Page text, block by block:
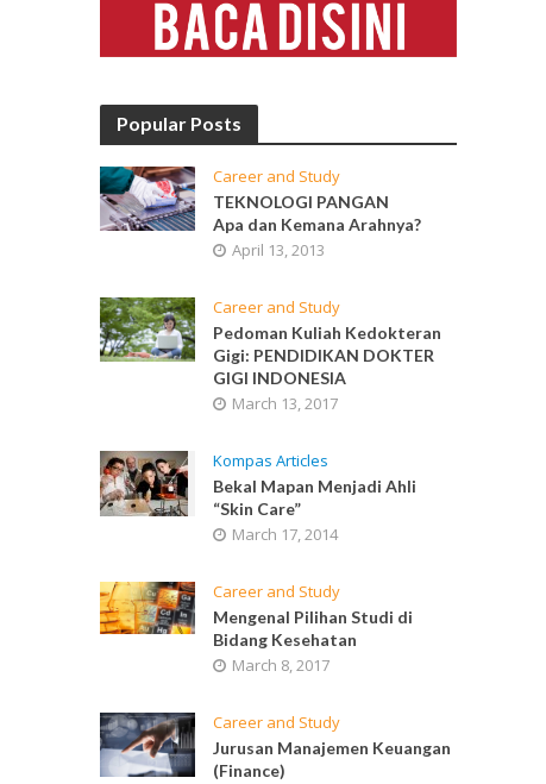
Popular Posts
Career and Study
TEKNOLOGI PANGAN
Apa dan Kemana Arahnya?
April 13, 2013
Career and Study
Pedoman Kuliah Kedokteran
Gigi: PENDIDIKAN DOKTER
GIGI INDONESIA
March 13, 2017
Kompas Articles
Bekal Mapan Menjadi Ahli
“Skin Care”
March 17, 2014
Career and Study
Mengenal Pilihan Studi di
Bidang Kesehatan
March 8, 2017
Career and Study
Jurusan Manajemen Keuangan
(Finance)